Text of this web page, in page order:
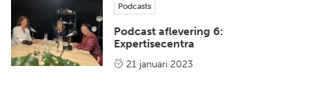
Podcasts
Podcast aflevering 6:
Expertisecentra
21 januari 2023